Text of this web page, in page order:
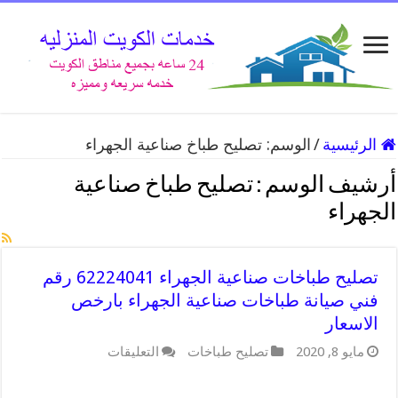
الرئيسية / الوسم:تصليح طباخ صناعية الجهراء
أرشيف الوسم :تصليح طباخ صناعية
الجهراء
تصليح طباخات صناعية الجهراء 62224041 رقم
فني صيانة طباخات صناعية الجهراء بارخص
الاسعار
مايو 8, 2020 تصليح طباخات التعليقات